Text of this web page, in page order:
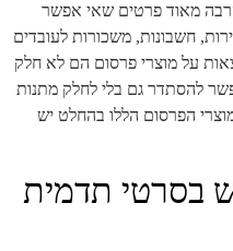
מאוד פרטים שאי אפשר
חשבונות, משכורות לעובדים
על מוצרי פרסום הם לא חלק
להסתדר גם בלי לחלק מתנות
הפרסום הללו בהחלט יש
בסרטי תדמית